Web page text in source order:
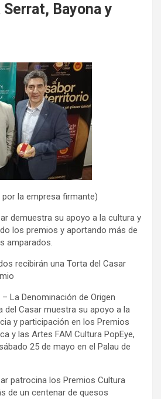
Bayona y
la empresa firmante)
demuestra su apoyo a la cultura y
los premios y aportando más de
amparados.
recibirán una Torta del Casar
La Denominación de Origen
del Casar muestra su apoyo a la
y participación en los Premios
y las Artes FAM Cultura PopEye,
25 de mayo en el Palau de
patrocina los Premios Cultura
de un centenar de quesos